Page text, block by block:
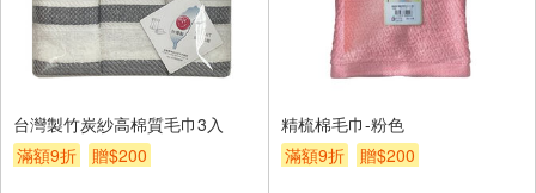
台灣製竹炭紗高棉質毛巾3入
滿額9折
贈$200
精梳棉毛巾-粉色
滿額9折
贈$200